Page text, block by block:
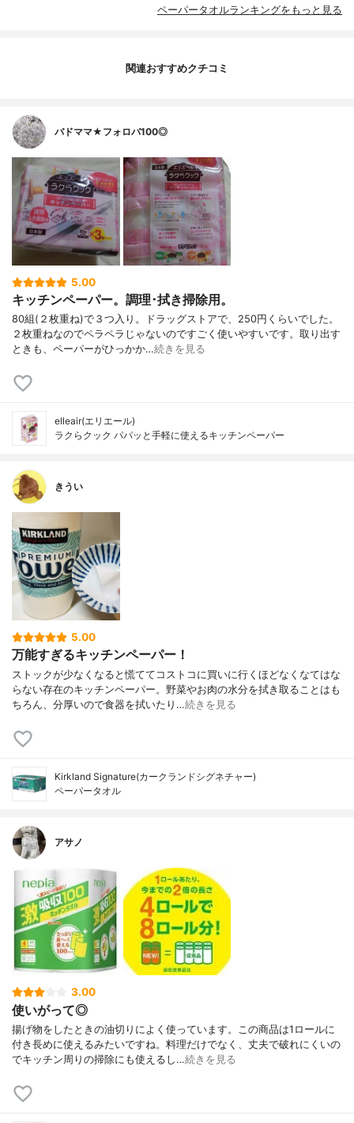
ペーパータオルランキングをもっと見る
関連おすすめクチコミ
バドママ★フォロバ100◎
5.00
キッチンペーパー。調理･拭き掃除用。
80組(２枚重ね)で３つ入り。ドラッグストアで、250円くらいでした。
２枚重ねなのでペラペラじゃないのですごく使いやすいです。取り出す
ときも、ペーパーがひっかか…続きを見る
elleair(エリエール)
ラクらクック パパッと手軽に使えるキッチンペーパー
きうい
5.00
万能すぎるキッチンペーパー！
ストックが少なくなると慌ててコストコに買いに行くほどなくなてはな
らない存在のキッチンペーパー。野菜やお肉の水分を拭き取ることはも
ちろん、分厚いので食器を拭いたり…続きを見る
Kirkland Signature(カークランドシグネチャー)
ペーパータオル
アサノ
3.00
使いがって◎
揚げ物をしたときの油切りによく使っています。この商品は1ロールに
付き長めに使えるみたいですね。料理だけでなく、丈夫で破れにくいの
でキッチン周りの掃除にも使えるし…続きを見る